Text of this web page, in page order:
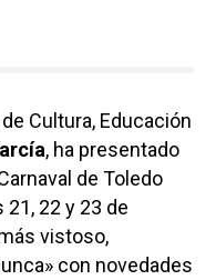
Cultura, Educación
, ha presentado
de Toledo
22 y 23 de
vistoso,
con novedades